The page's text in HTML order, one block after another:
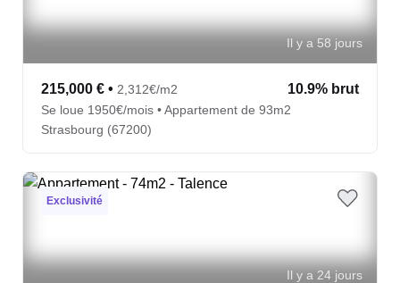
Il y a 58 jours
215,000 € • 2,312€/m2 10.9% brut
Se loue 1950€/mois • Appartement de 93m2
Strasbourg (67200)
Exclusivité
Il y a 24 jours